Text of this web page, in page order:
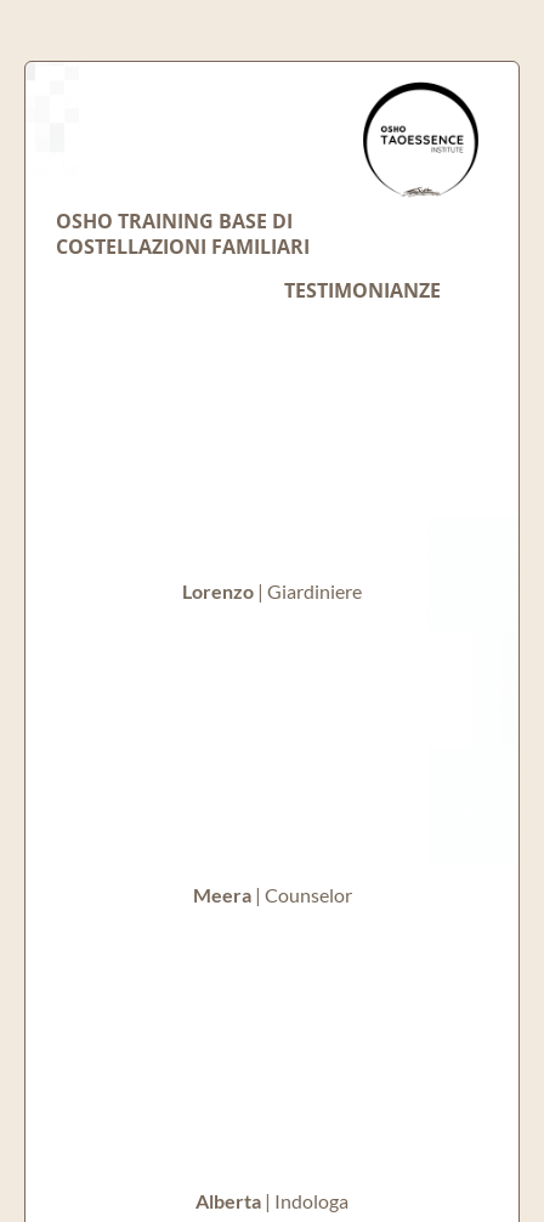
OSHO TRAINING BASE DI
COSTELLAZIONI FAMILIARI
TESTIMONIANZE
Lorenzo | Giardiniere
Meera| Counselor
Alberta | Indologa